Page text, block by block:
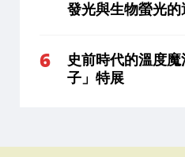
發光與生物螢光
史前時代的溫度
子」特展